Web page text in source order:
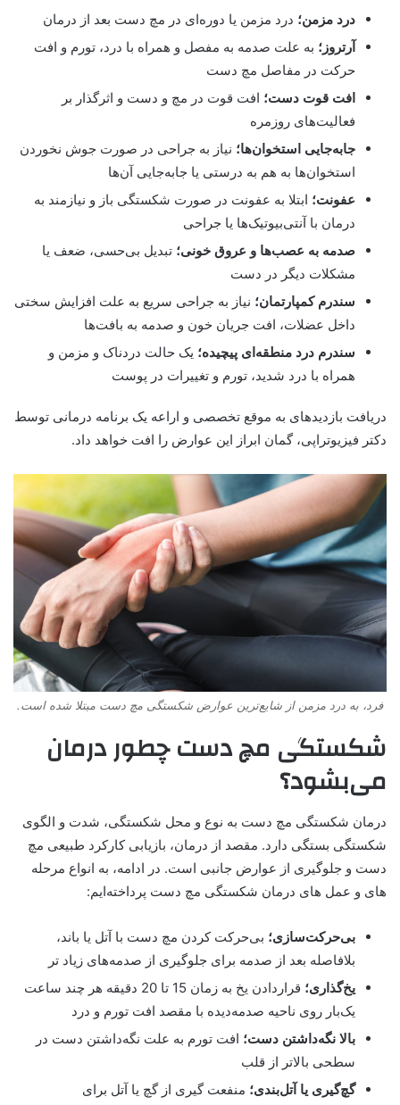
درد مزمن؛ درد مزمن یا دوره‌ای در مچ دست بعد از درمان
آرتروز؛ به علت صدمه به مفصل و همراه با درد، تورم و افت
حرکت در مفاصل مچ دست
افت قوت دست؛ افت قوت در مچ و دست و اثرگذار بر
فعالیت‌های روزمره
جابه‌جایی استخوان‌ها؛ نیاز به جراحی در صورت جوش نخوردن
استخوان‌ها به هم به درستی یا جابه‌جایی آن‌ها
عفونت؛ ابتلا به عفونت در صورت شکستگی باز و نیازمند به
درمان با آنتی‌بیوتیک‌ها یا جراحی
صدمه به عصب‌ها و عروق خونی؛ تبدیل بی‌حسی، ضعف یا
مشکلات دیگر در دست
سندرم کمپارتمان؛ نیاز به جراحی سریع به علت افزایش سختی
داخل عضلات، افت جریان خون و صدمه به بافت‌ها
سندرم درد منطقه‌ای پیچیده؛ یک حالت دردناک و مزمن و
همراه با درد شدید، تورم و تغییرات در پوست
دریافت بازدید‌های به موقع تخصصی و اراعه یک برنامه درمانی توسط
دکتر فیزیوتراپی، گمان ابراز این عوارض را افت خواهد داد.
فرد، به درد مزمن از شایع‌ترین عوارض شکستگی مچ دست مبتلا شده است.
شکستگی مچ دست چطور درمان
می‌بشود؟
درمان شکستگی مچ دست به نوع و محل شکستگی، شدت و الگوی
شکستگی بستگی دارد. مقصد از درمان، بازیابی کارکرد طبیعی مچ
دست و جلوگیری از عوارض جانبی است. در ادامه، به انواع مرحله
های و عمل های درمان شکستگی مچ دست پرداخته‌ایم:
بی‌حرکت‌سازی؛ بی‌حرکت کردن مچ دست با آتل یا باند،
بلافاصله بعد از صدمه برای جلوگیری از صدمه‌های زیاد تر
یخ‌گذاری؛
قراردادن یخ به زمان 15 تا 20 دقیقه هر چند ساعت
یک‌بار روی ناحیه صدمه‌دیده با مقصد افت تورم و درد
بالا نگه‌داشتن دست؛ افت تورم به علت نگه‌داشتن دست در
سطحی بالاتر از قلب
گچ‌گیری یا آتل‌بندی؛ منفعت گیری از گچ یا آتل برای